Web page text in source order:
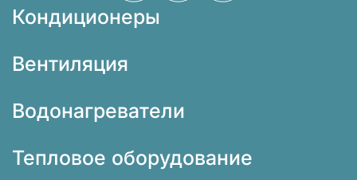
Кондиционеры
Вентиляция
Водонагреватели
Тепловое оборудование